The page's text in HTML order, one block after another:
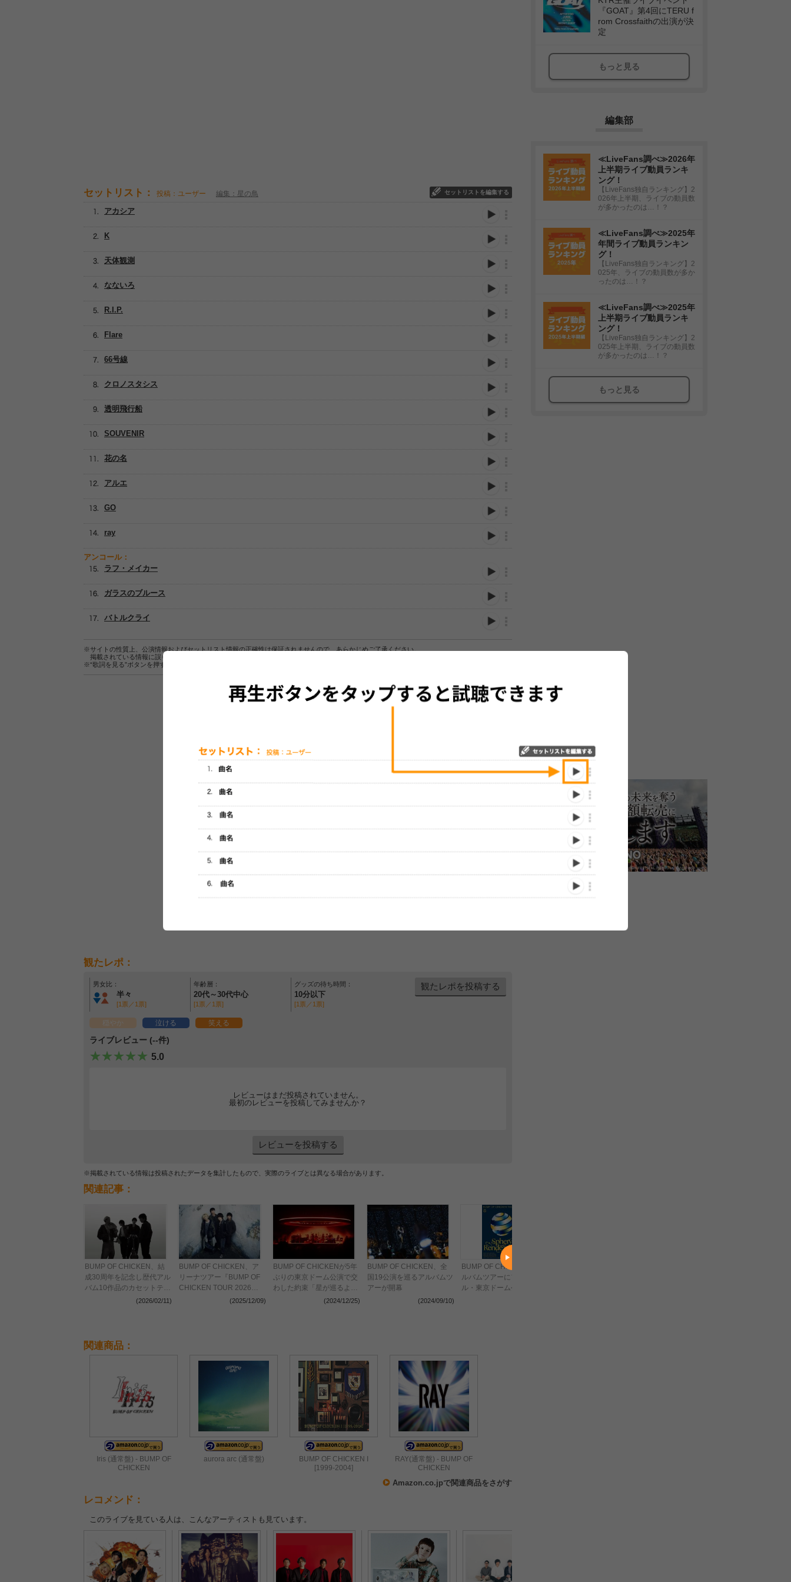
セットリスト： 投稿：ユーザー 編集：星の鳥 セットリストを編集する
なないろ
クロノスタシス
SOUVENIR
アカシア
R.I.P.
Flare
66号線
K
透明飛行船
天体観測
花の名
アルエ
GO
ray
アンコール：
ラフ・メイカー
ガラスのブルース
バトルクライ
※サイトの性質上、公演情報およびセットリスト情報の正確性は保証されませんので、あらかじめご了承ください。
掲載されている情報に誤りがある場合は、
※“歌詞を見る”ボタンを押すと、株式会社ページワンが運営する歌詞サイト「
セットリストをプレイリストにして保存する
観たレポ：
男女比：
半々
[1票／1票]
年齢層：
20代～30代中心
[1票／1票]
グッズの待ち時間：
10分以下
[1票／1票]
観たレポを投稿する
穏やか 泣ける 笑える
ライブレビュー (--件)
5.0
レビューはまだ投稿されていません。
最初のレビューを投稿してみませんか？
レビューを投稿する
※掲載されている情報は投稿されたデータを集計したもので、実際のライブとは異なる場合があります。
関連記事：
BUMP OF CHICKEN、結
成30周年を記念し歴代アル
バム10作品のカセットテー
プをリリース決定 ツアー
(2026/02/11)
BUMP OF CHICKEN、ア
リーナツアー『BUMP OF
CHICKEN TOUR 2026』
(2025/12/09)
BUMP OF CHICKENが5年
ぶりの東京ドーム公演で交
わした約束「星が巡るよう
に、生きていればいつかま
(2024/12/25)
BUMP OF CHICKEN、全
国19公演を巡るアルバムツ
アーが開幕
(2024/09/10)
BUMP OF CHICKEN、ア
ルバムツアーにファイナ
ル・東京ドーム公演2days
関連商品：
Iris (通常盤) - BUMP OF
CHICKEN
aurora arc (通常盤)
BUMP OF CHICKEN I
[1999-2004]
RAY(通常盤) - BUMP OF
CHICKEN
Amazon.co.jpで関連商品をさがす
レコメンド：
このライブを見ている人は、こんなアーティストも見ています。
『GOAT』第4回にTERU f
rom Crossfaithの出演が決
定
もっと見る
編集部
≪LiveFans調べ≫2026年
上半期ライブ動員ランキ
ング！
【LiveFans独自ランキング】2
026年上半期、ライブの動員数
が多かったのは…！？
≪LiveFans調べ≫2025年
年間ライブ動員ランキン
グ！
【LiveFans独自ランキング】2
025年、ライブの動員数が多か
ったのは…！？
≪LiveFans調べ≫2025年
上半期ライブ動員ランキ
ング！
【LiveFans独自ランキング】2
025年上半期、ライブの動員数
が多かったのは…！？
もっと見る